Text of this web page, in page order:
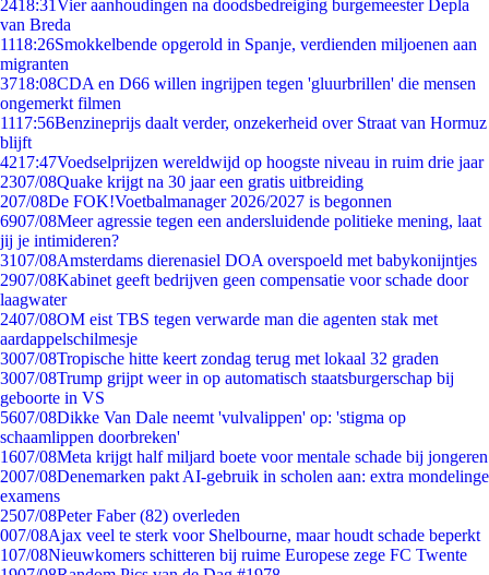
2418:31Vier aanhoudingen na doodsbedreiging burgemeester Depla
van Breda
1118:26Smokkelbende opgerold in Spanje, verdienden miljoenen aan
migranten
3718:08CDA en D66 willen ingrijpen tegen 'gluurbrillen' die mensen
ongemerkt filmen
1117:56Benzineprijs daalt verder, onzekerheid over Straat van Hormuz
blijft
4217:47Voedselprijzen wereldwijd op hoogste niveau in ruim drie jaar
2307/08Quake krijgt na 30 jaar een gratis uitbreiding
207/08De FOK!Voetbalmanager 2026/2027 is begonnen
6907/08Meer agressie tegen een andersluidende politieke mening, laat
jij je intimideren?
3107/08Amsterdams dierenasiel DOA overspoeld met babykonijntjes
2907/08Kabinet geeft bedrijven geen compensatie voor schade door
laagwater
2407/08OM eist TBS tegen verwarde man die agenten stak met
aardappelschilmesje
3007/08Tropische hitte keert zondag terug met lokaal 32 graden
3007/08Trump grijpt weer in op automatisch staatsburgerschap bij
geboorte in VS
5607/08Dikke Van Dale neemt 'vulvalippen' op: 'stigma op
schaamlippen doorbreken'
1607/08Meta krijgt half miljard boete voor mentale schade bij jongeren
2007/08Denemarken pakt AI-gebruik in scholen aan: extra mondelinge
examens
2507/08Peter Faber (82) overleden
007/08Ajax veel te sterk voor Shelbourne, maar houdt schade beperkt
107/08Nieuwkomers schitteren bij ruime Europese zege FC Twente